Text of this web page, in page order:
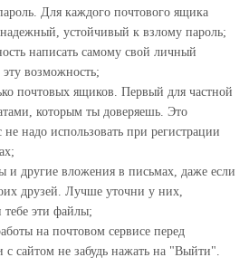
Для каждого почтового ящика
устойчивый к взлому пароль;
написать самому свой личный
возможность;
почтовых ящиков. Первый для частной
которым ты доверяешь. Это
не надо использовать при регистрации
и другие вложения в письмах, даже если
друзей. Лучше уточни у них,
тебе эти файлы;
на почтовом сервисе перед
с сайтом не забудь нажать на "Выйти".